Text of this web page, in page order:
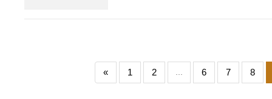
« 1 2 6 7 8